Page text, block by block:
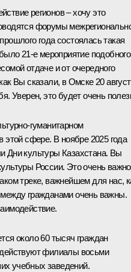
регионов – хочу это
форумы
года состоялась такая
21-е мероприятие подобного
отдаче и от очередного
Вы сказали, в Омске 20
Уверен, это будет очень
гуманитарном
этой сфере. В ноябре 2025 года
Дни культуры Казахстана. Вы
России. Это очень важно
треке, важнейшем для нас,
гражданами очень важны.
около 60 тысяч граждан
филиалы восьми
учебных заведений.